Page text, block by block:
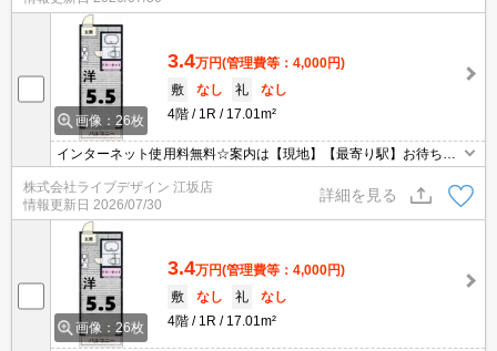
画像：26枚
3.4万円(管理費等：4,000円)
敷
なし 礼
なし
4階
1R 17.01m²
インターネット使用料無料☆案内は【現地】【最寄り駅】お待ち合
わせＯＫです♪
株式会社ライブデザイン 江坂店
情報更新日 2026/07/30
詳細を見る
画像：26枚
3.4万円(管理費等：4,000円)
敷
なし 礼
なし
4階
1R 17.01m²